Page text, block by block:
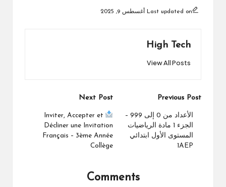
Last updated on أغسطس 9, 2025
High Tech
View All Posts
Post
navigation
Previous Post
الأعداد من 0 إلى 999 –
الجزء 1 مادة الرياضيات
المستوى الأول ابتدائي
1AEP
Next Post
Inviter, Accepter et
Décliner une Invitation
Français – 3ème Année
Collège
Comments